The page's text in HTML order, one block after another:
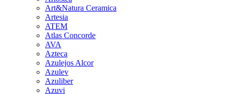
Art&Natura Ceramica
Artesia
ATEM
Atlas Concorde
AVA
Azteca
Azulejos Alcor
Azulev
Azuliber
Azuvi